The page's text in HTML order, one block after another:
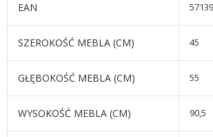
EAN
SZEROKOŚĆ MEBLA (CM) 45
GŁĘBOKOŚĆ MEBLA (CM) 55
WYSOKOŚĆ MEBLA (CM) 90,5